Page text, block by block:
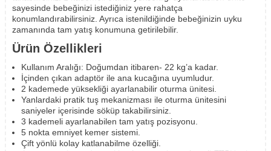
sayesinde bebeğinizi istediğiniz yere rahatça
konumlandırabilirsiniz. Ayrıca istenildiğinde bebeğinizin uyku
zamanında tam yatış konumuna getirilebilir.
Ürün Özellikleri
Kullanım Aralığı: Doğumdan itibaren- 22 kg’a kadar.
İçinden çıkan adaptör ile ana kucağına uyumludur.
2 kademede yüksekliği ayarlanabilir oturma ünitesi.
Yanlardaki pratik tuş mekanizması ile oturma ünitesini
saniyeler içerisinde söküp takabilirsiniz.
3 kademeli ayarlanabilen tam yatış pozisyonu.
5 nokta emniyet kemer sistemi.
Çift yönlü kolay katlanabilme özelliği.